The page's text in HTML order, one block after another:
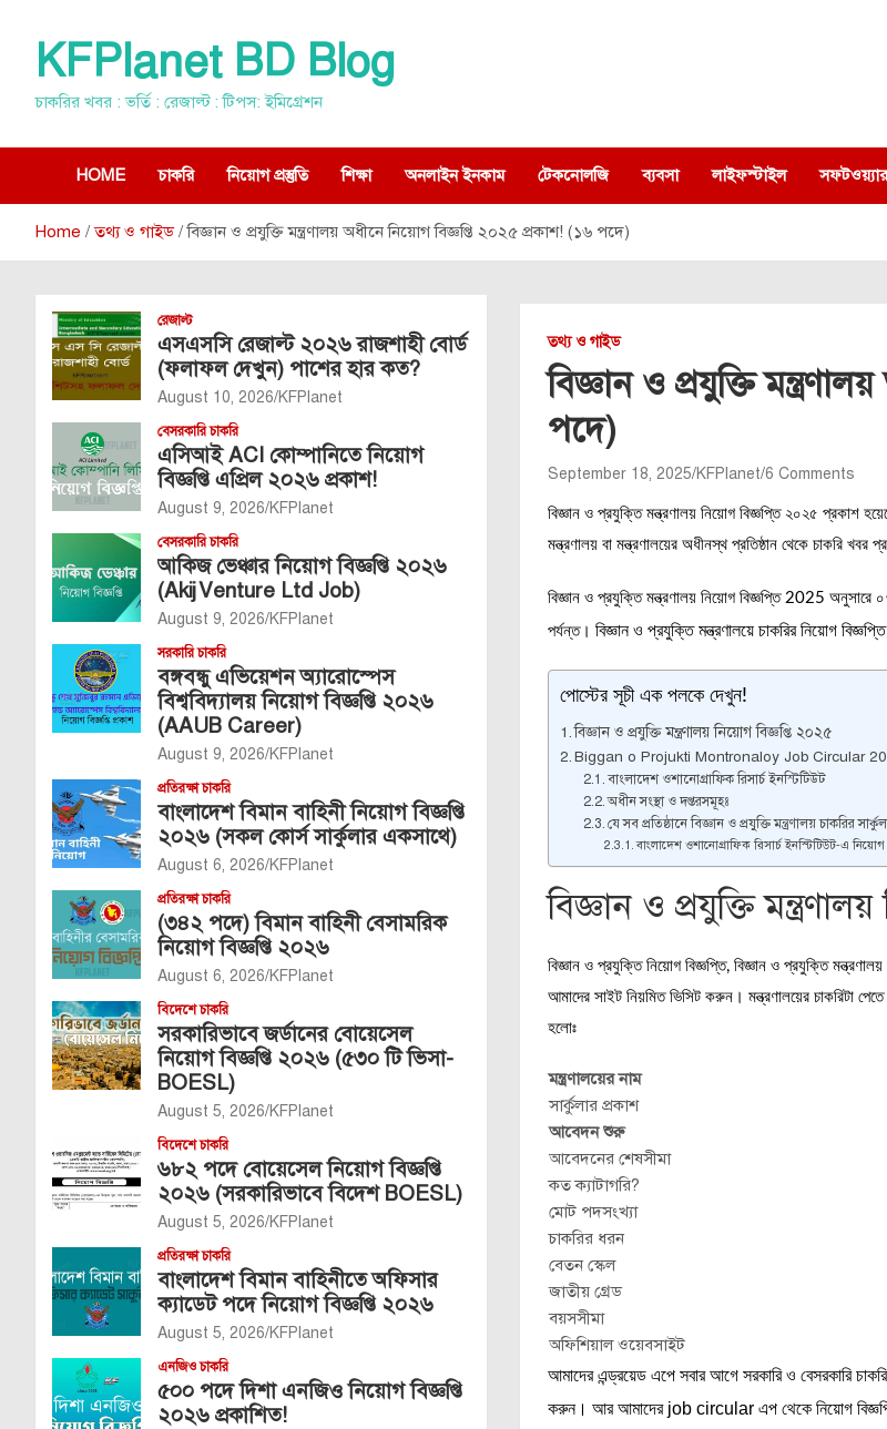
contentKFPlanet BD Blog
চাকরির খবর : ভর্তি : রেজাল্ট : টিপস: ইমিগ্রেশন
HOME চাকরি নিয়োগ প্রস্তুতি শিক্ষা অনলাইন ইনকাম টেকনোলজি ব্যবসা লাইফস্টাইল
Home তথ্য ও গাইড বিজ্ঞান ও প্রযুক্তি মন্ত্রণালয় অধীনে নিয়োগ বিজ্ঞপ্তি ২০২৫ প্রকাশ! (১৬ পদে)
তথ্য ও গাইড
বিজ্ঞান ও প্রযুক্তি
পদে)
September 18, 2025 KFPlanet 6 Comments
বিজ্ঞান ও প্রযুক্তি মন্ত্রণালয় নিয়োগ বিজ্ঞপ্তি ২০২৫ প্রকাশ
মন্ত্রণালয় বা মন্ত্রণালয়ের অধীনস্থ প্রতিষ্ঠান থেকে চাকরি খবর
বিজ্ঞান ও প্রযুক্তি মন্ত্রণালয় নিয়োগ বিজ্ঞপ্তি 2025
পর্যন্ত। বিজ্ঞান ও প্রযুক্তি মন্ত্রণালয়ে চাকরির নিয়োগ
পোস্টের সূচী এক পলকে দেখুন!
বিজ্ঞান ও প্রযুক্তি মন্ত্রণালয় নিয়োগ বিজ্ঞপ্তি ২০২৫
Biggan o Projukti Montronaloy Job Circular
বাংলাদেশ ওশানোগ্রাফিক রিসার্চ ইনস্টিটিউট
অধীন সংস্থা ও দপ্তরসমূহঃ
যে সব প্রতিষ্ঠানে বিজ্ঞান ও প্রযুক্তি মন্ত্রণালয় চাকরির
বাংলাদেশ ওশানোগ্রাফিক রিসার্চ ইনস্টিটিউট-এ
বিজ্ঞান ও প্রযুক্তি
বিজ্ঞান ও প্রযুক্তি নিয়োগ বিজ্ঞপ্তি, বিজ্ঞান ও প্রযুক্তি
আমাদের সাইট নিয়মিত ভিসিট করুন। মন্ত্রণালয়ের চাকরিটা
হলোঃ
মন্ত্রণালয়ের নাম
সার্কুলার প্রকাশ
আবেদন শুরু
আবেদনের শেষসীমা
কত ক্যাটাগরি?
মোট পদসংখ্যা
চাকরির ধরন
বেতন স্কেল
জাতীয় গ্রেড
বয়সসীমা
অফিশিয়াল ওয়েবসাইট
আমাদের এন্ড্রয়েড এপে সবার আগে সরকারি ও বেসরকারি
করুন। আর আমাদের job circular এপ থেকে নিয়োগ
রেজাল্ট
এসএসসি রেজাল্ট ২০২৬ রাজশাহী বোর্ড
(ফলাফল দেখুন) পাশের হার কত?
August 10, 2026 KFPlanet
বেসরকারি চাকরি
এসিআই ACI কোম্পানিতে নিয়োগ
বিজ্ঞপ্তি এপ্রিল ২০২৬ প্রকাশ!
August 9, 2026 KFPlanet
বেসরকারি চাকরি
আকিজ ভেঞ্চার নিয়োগ বিজ্ঞপ্তি ২০২৬
(Akij Venture Ltd Job)
August 9, 2026 KFPlanet
সরকারি চাকরি
বঙ্গবন্ধু এভিয়েশন অ্যারোস্পেস
বিশ্ববিদ্যালয় নিয়োগ বিজ্ঞপ্তি ২০২৬
(AAUB Career)
August 9, 2026 KFPlanet
প্রতিরক্ষা চাকরি
বাংলাদেশ বিমান বাহিনী নিয়োগ বিজ্ঞপ্তি
২০২৬ (সকল কোর্স সার্কুলার একসাথে)
August 6, 2026 KFPlanet
প্রতিরক্ষা চাকরি
(৩৪২ পদে) বিমান বাহিনী বেসামরিক
নিয়োগ বিজ্ঞপ্তি ২০২৬
August 6, 2026 KFPlanet
বিদেশে চাকরি
সরকারিভাবে জর্ডানের বোয়েসেল
নিয়োগ বিজ্ঞপ্তি ২০২৬ (৫৩০ টি ভিসা-
BOESL)
August 5, 2026 KFPlanet
বিদেশে চাকরি
৬৮২ পদে বোয়েসেল নিয়োগ বিজ্ঞপ্তি
২০২৬ (সরকারিভাবে বিদেশ BOESL)
August 5, 2026 KFPlanet
প্রতিরক্ষা চাকরি
বাংলাদেশ বিমান বাহিনীতে অফিসার
ক্যাডেট পদে নিয়োগ বিজ্ঞপ্তি ২০২৬
August 5, 2026 KFPlanet
এনজিও চাকরি
৫০০ পদে দিশা এনজিও নিয়োগ বিজ্ঞপ্তি
২০২৬ প্রকাশিত!